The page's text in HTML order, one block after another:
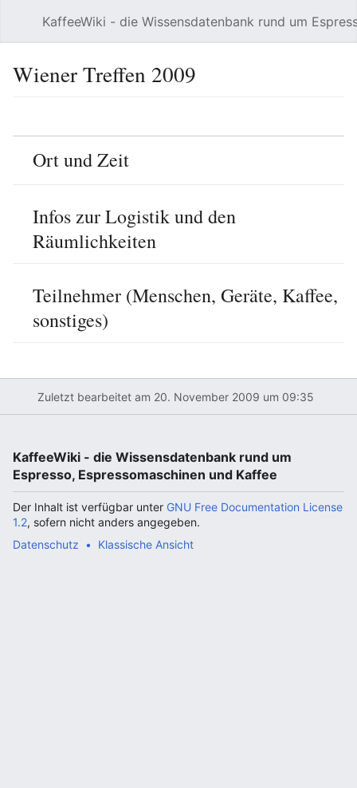
KaffeeWiki - die Wissensdatenbank rund um
Wiener Treffen 2009
Ort und Zeit
Infos zur Logistik und den
Räumlichkeiten
Teilnehmer (Menschen, Geräte, Kaffee,
sonstiges)
Zuletzt bearbeitet am 20. November 2009 um 09:35
KaffeeWiki - die Wissensdatenbank rund um
Espresso, Espressomaschinen und Kaffee
Der Inhalt ist verfügbar unter GNU Free Documentation License
1.2, sofern nicht anders angegeben.
Datenschutz
Klassische Ansicht